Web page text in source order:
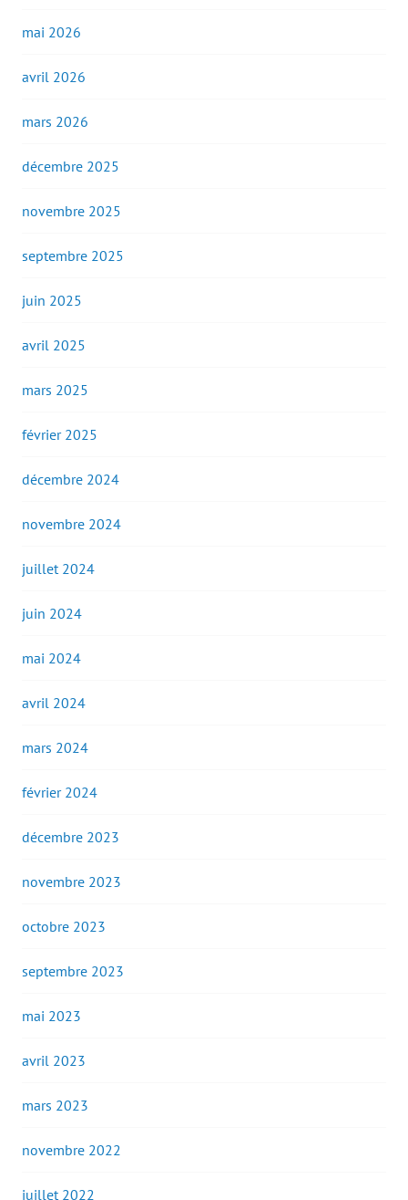
mai 2026
avril 2026
mars 2026
décembre 2025
novembre 2025
septembre 2025
juin 2025
avril 2025
mars 2025
février 2025
décembre 2024
novembre 2024
juillet 2024
juin 2024
mai 2024
avril 2024
mars 2024
février 2024
décembre 2023
novembre 2023
octobre 2023
septembre 2023
mai 2023
avril 2023
mars 2023
novembre 2022
juillet 2022